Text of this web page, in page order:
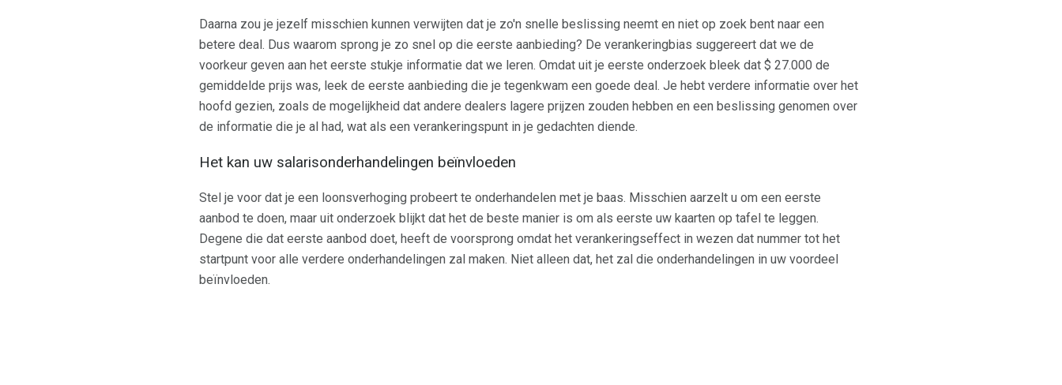
Daarna zou je jezelf misschien kunnen verwijten dat je zo'n snelle beslissing neemt en niet op zoek bent naar een
betere deal. Dus waarom sprong je zo snel op die eerste aanbieding? De verankeringbias suggereert dat we de
voorkeur geven aan het eerste stukje informatie dat we leren. Omdat uit je eerste onderzoek bleek dat $ 27.000 de
gemiddelde prijs was, leek de eerste aanbieding die je tegenkwam een ​​goede deal. Je hebt verdere informatie over het
hoofd gezien, zoals de mogelijkheid dat andere dealers lagere prijzen zouden hebben en een beslissing genomen over
de informatie die je al had, wat als een verankeringspunt in je gedachten diende.
Het kan uw salarisonderhandelingen beïnvloeden
Stel je voor dat je een loonsverhoging probeert te onderhandelen met je baas. Misschien aarzelt u om een ​​eerste
aanbod te doen, maar uit onderzoek blijkt dat het de beste manier is om als eerste uw kaarten op tafel te leggen.
Degene die dat eerste aanbod doet, heeft de voorsprong omdat het verankeringseffect in wezen dat nummer tot het
startpunt voor alle verdere onderhandelingen zal maken. Niet alleen dat, het zal die onderhandelingen in uw voordeel
beïnvloeden.